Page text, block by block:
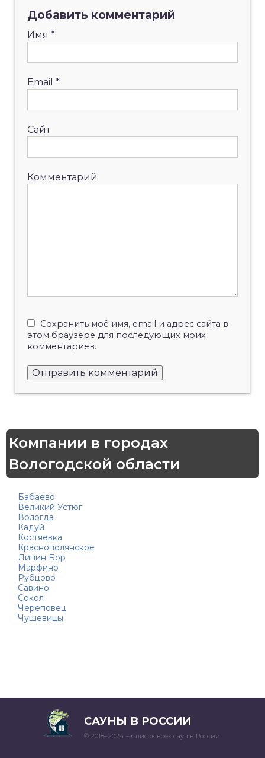
Добавить комментарий
Имя *
Email *
Сайт
Комментарий
Сохранить моё имя, email и адрес сайта в
этом браузере для последующих моих
комментариев.
Компании в городах
Вологодской области
Бабаево
Великий Устюг
Вологда
Кадуй
Костяевка
Краснополянское
Липин Бор
Марфино
Рубцово
Савино
Сокол
Череповец
Чушевицы
САУНЫ В РОССИИ
© 2018–2024 – Список всех саун в России